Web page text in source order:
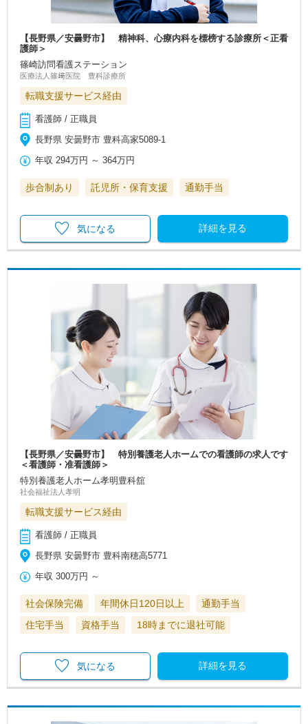
【長野県／安曇野市】 精神科、心療内科を標榜する診療所＜正看
護師＞
篠崎訪問看護ステーション
医療法人篠﨑医院 豊科診療所
転職支援サービス経由
看護師 / 正職員
長野県 安曇野市 豊科高家5089-1
年収 294万円 ～364万円
歩合制あり 託児所・保育支援 通勤手当
詳細を見る
気になる
【長野県／安曇野市】 特別養護老人ホームでの看護師の求人です
＜看護師・准看護師＞
特別養護老人ホーム孝明豊科舘
社会福祉法人孝明
転職支援サービス経由
看護師 / 正職員
長野県 安曇野市 豊科南穂高5771
年収 300万円 ～
社会保険完備 年間休日120日以上
通勤手当
住宅手当
資格手当 18時までに退社可能
詳細を見る
気になる